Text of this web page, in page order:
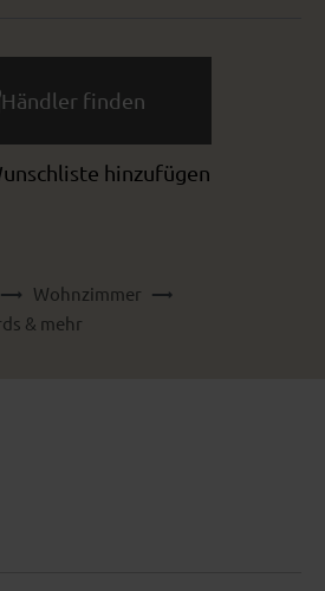
Händler finden
hinzufügen
Wohnzimmer
& mehr